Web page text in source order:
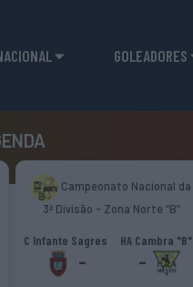
GOLEADORES
Campeonato Nacional da
3ª Divisão - Zona Norte “B”
C Infante Sagres
-
HA Cambra "B"
-